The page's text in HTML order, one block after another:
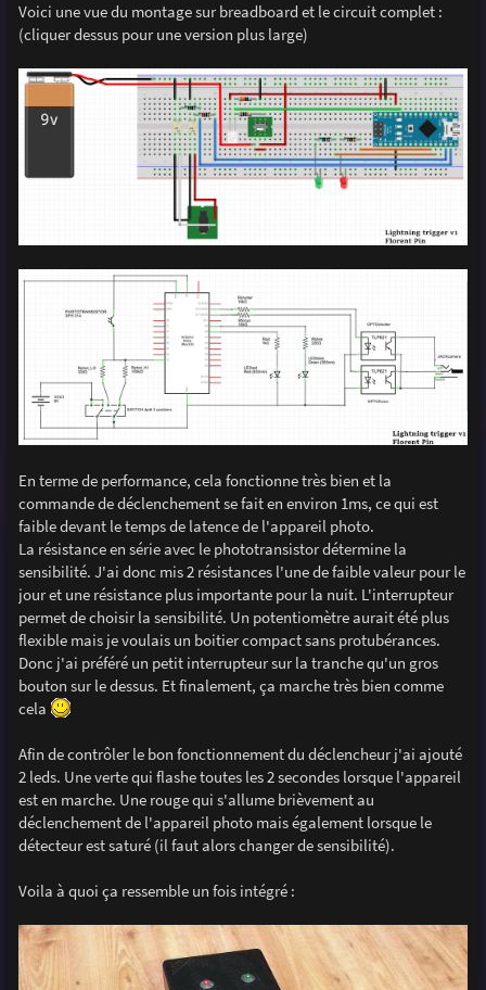
Voici une vue du montage sur breadboard et le circuit complet :
(cliquer dessus pour une version plus large)
En terme de performance, cela fonctionne très bien et la
commande de déclenchement se fait en environ 1ms, ce qui est
faible devant le temps de latence de l'appareil photo.
La résistance en série avec le phototransistor détermine la
sensibilité. J'ai donc mis 2 résistances l'une de faible valeur pour le
jour et une résistance plus importante pour la nuit. L'interrupteur
permet de choisir la sensibilité. Un potentiomètre aurait été plus
flexible mais je voulais un boitier compact sans protubérances.
Donc j'ai préféré un petit interrupteur sur la tranche qu'un gros
bouton sur le dessus. Et finalement, ça marche très bien comme
cela
Afin de contrôler le bon fonctionnement du déclencheur j'ai ajouté
2 leds. Une verte qui flashe toutes les 2 secondes lorsque l'appareil
est en marche. Une rouge qui s'allume brièvement au
déclenchement de l'appareil photo mais également lorsque le
détecteur est saturé (il faut alors changer de sensibilité).
Voila à quoi ça ressemble un fois intégré :